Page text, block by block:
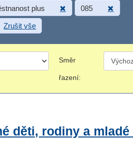
plus 085
Zrušit vše
Směr
řazení:
děti, rodiny a mladé